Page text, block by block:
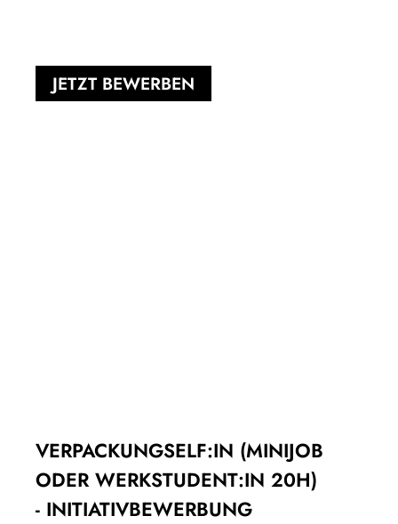
JETZT BEWERBEN
VERPACKUNGSELF:IN (MINIJOB
ODER WERKSTUDENT:IN 20H)
- INITIATIVBEWERBUNG